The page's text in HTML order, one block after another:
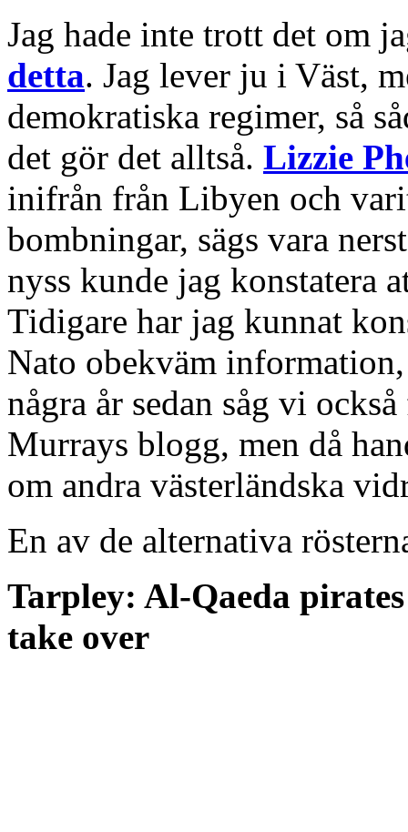
Jag hade inte trott det om
detta. Jag lever ju i Väst,
demokratiska regimer, så
det gör det alltså. Lizzie
inifrån från Libyen och
bombningar, sägs vara
nyss kunde jag konstatera
Tidigare har jag kunnat
Nato obekväm
några år sedan såg vi
Murrays blogg, men då
om andra västerländska
En av de alternativa
Tarpley: Al-Qaeda
take over